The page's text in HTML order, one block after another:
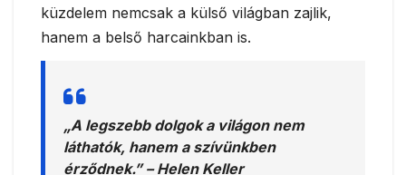
küzdelem nemcsak a külső világban zajlik,
hanem a belső harcainkban is.
„A legszebb dolgok a világon nem
láthatók, hanem a szívünkben
érződnek.” – Helen Keller